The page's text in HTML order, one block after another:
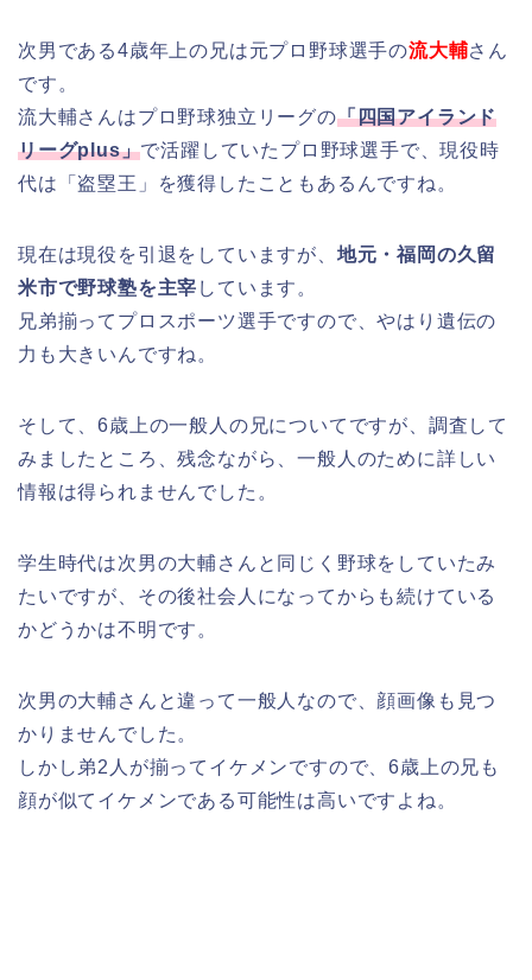
次男である4歳年上の兄は元プロ野球選手の流大輔さん
です。
流大輔さんはプロ野球独立リーグの「四国アイランド
リーグplus」で活躍していたプロ野球選手で、現役時
代は「盗塁王」を獲得したこともあるんですね。
現在は現役を引退をしていますが、 地元・福岡の久留
米市で野球塾を主宰 しています。
兄弟揃ってプロスポーツ選手ですので、やはり遺伝の
力も大きいんですね。
そして、6歳上の一般人の兄についてですが、調査して
みましたところ、残念ながら、一般人のために詳しい
情報は得られませんでした。
学生時代は次男の大輔さんと同じく野球をしていたみ
たいですが、その後社会人になってからも続けている
かどうかは不明です。
次男の大輔さんと違って一般人なので、顔画像も見つ
かりませんでした。
しかし弟2人が揃ってイケメンですので、6歳上の兄も
顔が似てイケメンである可能性は高いですよね。